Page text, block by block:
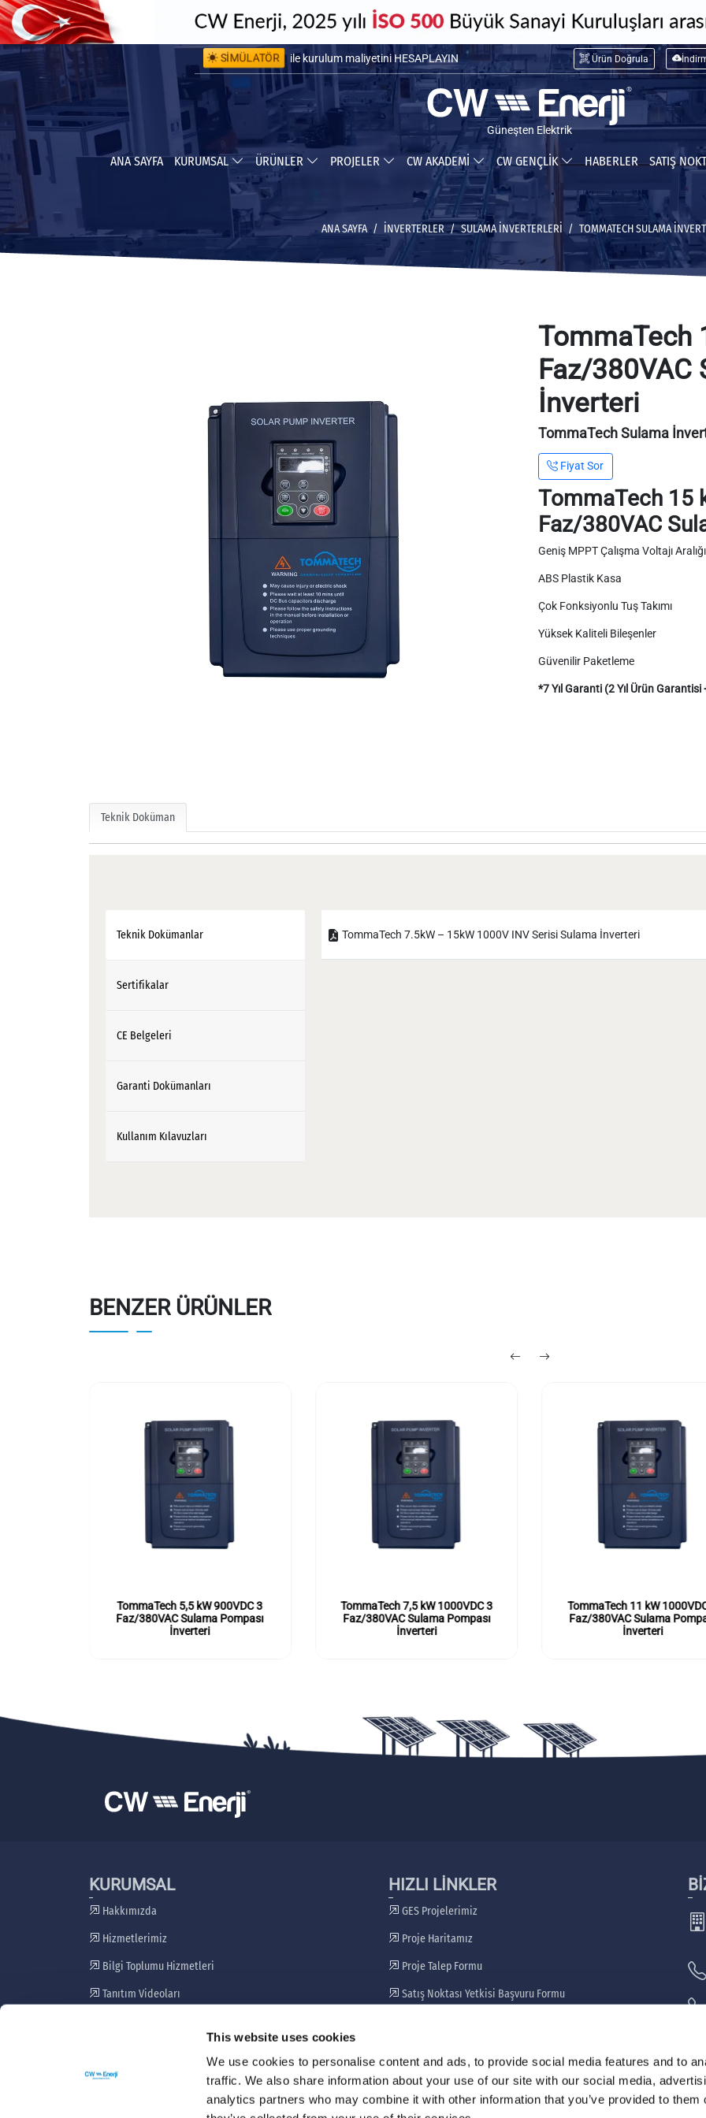
This website uses cookies
We use cookies to personalise content and ads, to provide social media features and to
traffic. We also share information about your use of our site with our social media,
analytics partners who may combine it with other information that you’ve provided to them
SİMÜLATÖR
ile kurulum maliyetini HESAPLAYIN
ile yapabileceğiniz tasarrufu HESAPLAYIN
Ürün Doğrula
Güneşten Elektrik
ANA SAYFA KURUMSAL ÜRÜNLER PROJELER CW AKADEMİ CW GENÇLİK HABERLER SATIŞ
ANA SAYFA İNVERTERLER SULAMA İNVERTERLERI TOMMATECH SULAMA
TommaTech
Faz/380VAC
İnverteri
TommaTech Sulama
Fiyat Sor
TommaTech 15
Faz/380VAC
Geniş MPPT Çalışma Voltajı Aralığı
ABS Plastik Kasa
Çok Fonksiyonlu Tuş Takımı
Yüksek Kaliteli Bileşenler
Güvenilir Paketleme
*7 Yıl Garanti (2 Yıl Ürün
Teknik Doküman
Teknik Dokümanlar
Sertifikalar
CE Belgeleri
Garanti Dokümanları
Kullanım Kılavuzları
TommaTech 7.5kW – 15kW 1000V INV Serisi Sulama İnverteri
BENZER ÜRÜNLER
TommaTech 5,5 kW 900VDC 3
Faz/380VAC Sulama Pompası
İnverteri
TommaTech 7,5 kW 1000VDC 3
Faz/380VAC Sulama Pompası
İnverteri
TommaTech 11 kW
Faz/380VAC Sulama
İnverteri
KURUMSAL
Hakkımızda
Hizmetlerimiz
Bilgi Toplumu Hizmetleri
Tanıtım Videoları
HIZLI LİNKLER
GES Projelerimiz
Proje Haritamız
Proje Talep Formu
Satış Noktası Yetkisi Başvuru Formu